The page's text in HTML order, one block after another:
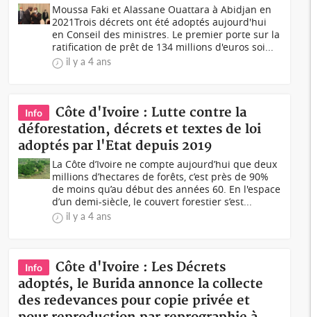
Moussa Faki et Alassane Ouattara à Abidjan en
2021Trois décrets ont été adoptés aujourd'hui
en Conseil des ministres. Le premier porte sur la
ratification de prêt de 134 millions d'euros soi...
il y a 4 ans
Info
Côte d'Ivoire : Lutte contre la
déforestation, décrets et textes de loi
adoptés par l'Etat depuis 2019
La Côte d’Ivoire ne compte aujourd’hui que deux
millions d’hectares de forêts, c’est près de 90%
de moins qu’au début des années 60. En l'espace
d’un demi-siècle, le couvert forestier s’est...
il y a 4 ans
Info
Côte d'Ivoire : Les Décrets
adoptés, le Burida annonce la collecte
des redevances pour copie privée et